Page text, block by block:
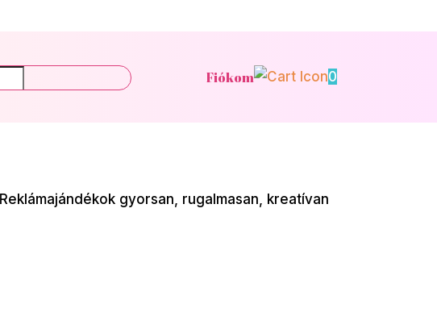
Fiókom 0
Reklámajándékok gyorsan, rugalmasan, kreatívan